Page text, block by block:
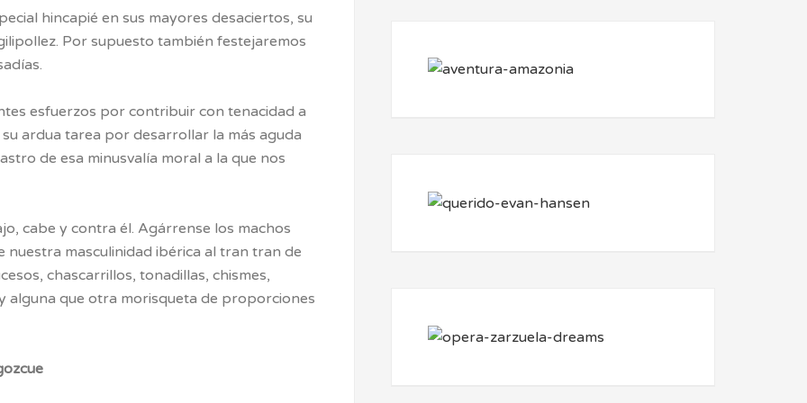
hincapié en sus mayores desaciertos, su
Por supuesto también festejaremos
esfuerzos por contribuir con tenacidad a
ardua tarea por desarrollar la más aguda
de esa minusvalía moral a la que nos
cabe y contra él. Agárrense los machos
masculinidad ibérica al tran tran de
chascarrillos, tonadillas, chismes,
alguna que otra morisqueta de proporciones